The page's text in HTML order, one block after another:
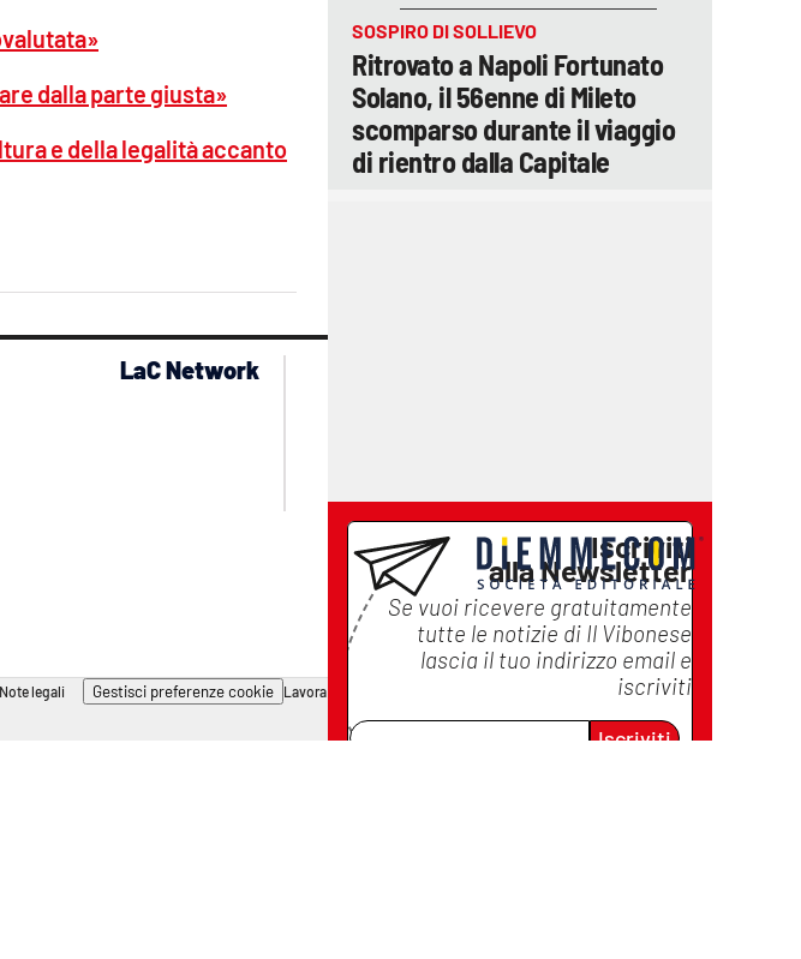
dalla parte giusta»
e della legalità accanto
SOSPIRO DI SOLLIEVO
Ritrovato a Napoli Fortunato
Solano, il 56enne di Mileto
scomparso durante il viaggio
di rientro dalla Capitale
Iscriviti
alla Newsletter
Se vuoi ricevere gratuitamente
tutte le notizie di Il Vibonese
lascia il tuo indirizzo email e
iscriviti
Iscriviti
LaC Network
Note legali Gestisci preferenze cookie Lavora con noi